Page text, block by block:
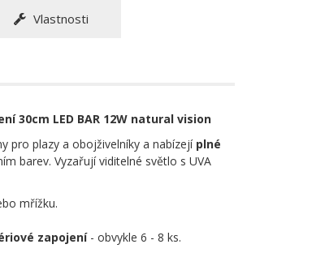
Vlastnosti
30cm LED BAR 12W natural vision
pro plazy a obojživelníky a nabízejí plné
barev. Vyzařují viditelné světlo s UVA
mřížku.
zapojení - obvykle 6 - 8 ks.